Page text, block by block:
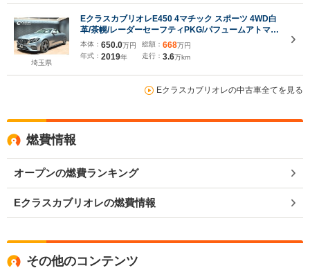
埼玉県
EクラスカブリオレE450 4マチック スポーツ 4WD白
革/茶幌/レーダーセーフティPKG/パフュームアトマイ
ザー/シートベンチレーション/Rクルコン/純ナビ/フル
セグ/カープレイ/全周囲カメラ/ETC2.0/BSM/HUD/ア
ンビエントライト/純19インチAW/ドラレコ/オートハ
イビーム
本体： 650.0万円
年式： 2019年
総額： 668万円
走行： 3.6万km
Eクラスカブリオレの中古車全てを見る
燃費情報
オープンの燃費ランキング
Eクラスカブリオレの燃費情報
その他のコンテンツ